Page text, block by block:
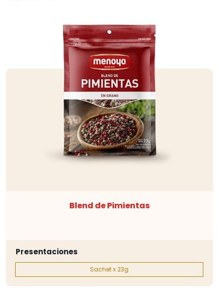
Blend de Pimientas
Presentaciones
Sachet x 23g